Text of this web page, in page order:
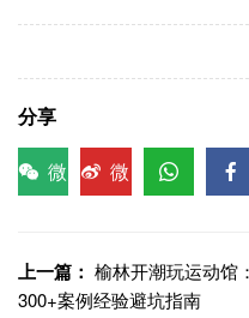
分享
微
微
上一篇： 榆林开潮玩运动馆
300+案例经验避坑指南